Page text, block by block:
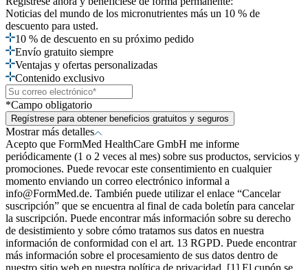
Noticias del mundo de los micronutrientes más un 10 % de
descuento para usted.
10 % de descuento en su próximo pedido
Envío gratuito siempre
Ventajas y ofertas personalizadas
Contenido exclusivo
*Campo obligatorio
Regístrese para obtener beneficios gratuitos y seguros
Mostrar más detalles
Acepto que FormMed HealthCare GmbH me informe
periódicamente (1 o 2 veces al mes) sobre sus productos, servicios y
promociones. Puede revocar este consentimiento en cualquier
momento enviando un correo electrónico informal a
info@FormMed.de. También puede utilizar el enlace “Cancelar
suscripción” que se encuentra al final de cada boletín para cancelar
la suscripción. Puede encontrar más información sobre su derecho
de desistimiento y sobre cómo tratamos sus datos en nuestra
información de conformidad con el art. 13 RGPD. Puede encontrar
más información sobre el procesamiento de sus datos dentro de